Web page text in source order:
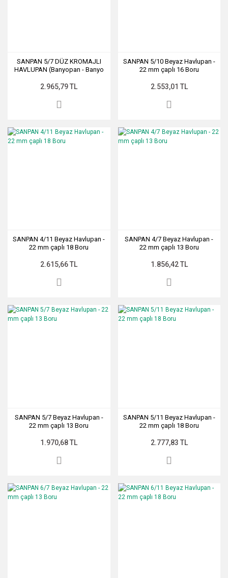
SANPAN 5/7 DÜZ KROMAJLI
HAVLUPAN (Banyopan - Banyo
2.965,79 TL
SANPAN 5/10 Beyaz Havlupan -
22 mm çaplı 16 Boru
2.553,01 TL
SANPAN 4/11 Beyaz Havlupan -
22 mm çaplı 18 Boru
2.615,66 TL
SANPAN 4/7 Beyaz Havlupan -
22 mm çaplı 13 Boru
1.856,42 TL
SANPAN 5/7 Beyaz Havlupan -
22 mm çaplı 13 Boru
1.970,68 TL
SANPAN 5/11 Beyaz Havlupan -
22 mm çaplı 18 Boru
2.777,83 TL